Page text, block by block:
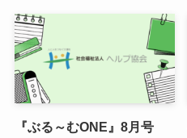
『ぶる～むONE』8月号